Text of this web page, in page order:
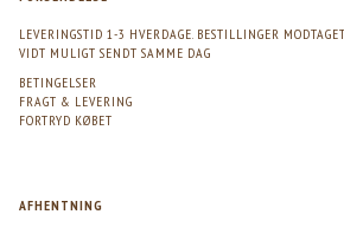
LEVERINGSTID 1-3 HVERDAGE. BESTILLINGER
VIDT MULIGT SENDT SAMME DAG
BETINGELSER
FRAGT & LEVERING
FORTRYD KØBET
AFHENTNING